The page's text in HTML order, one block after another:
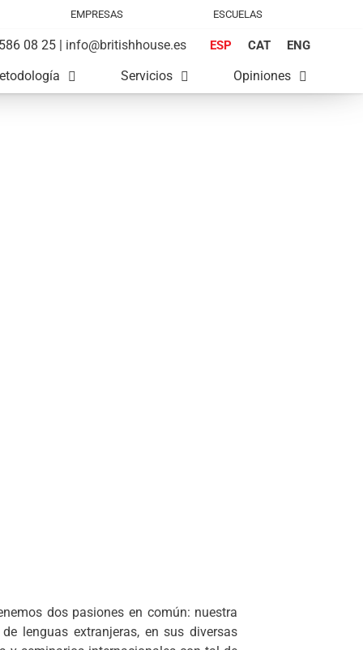
EMPRESAS ESCUELAS
ESP CAT ENG
08 25 | info@britishhouse.es
Servicios Opiniones
dos pasiones en común: nuestra
lenguas extranjeras, en sus diversas